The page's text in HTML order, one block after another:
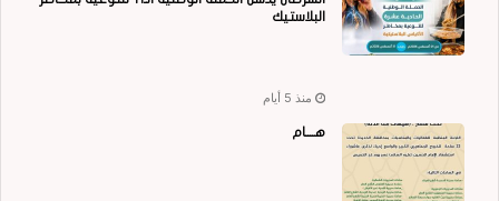
البلاستيك
منذ 5 أيام
هــــام